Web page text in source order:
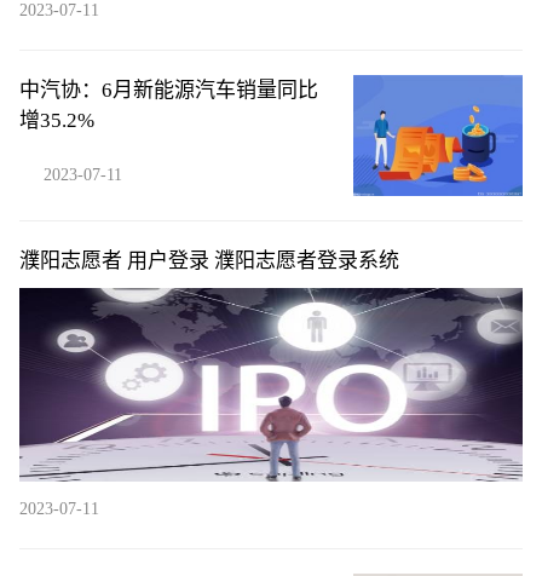
2023-07-11
中汽协：6月新能源汽车销量同比
增35.2%
2023-07-11
濮阳志愿者 用户登录 濮阳志愿者登录系统
2023-07-11